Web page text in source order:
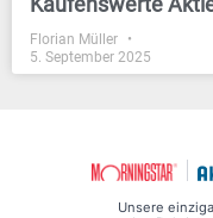
Florian Müller
5. September 2025
Unsere